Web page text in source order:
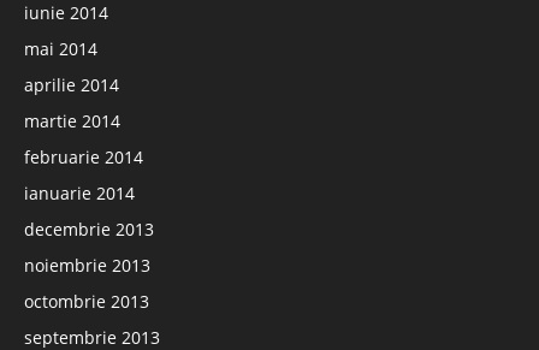
iunie 2014
mai 2014
aprilie 2014
martie 2014
februarie 2014
ianuarie 2014
decembrie 2013
noiembrie 2013
octombrie 2013
septembrie 2013